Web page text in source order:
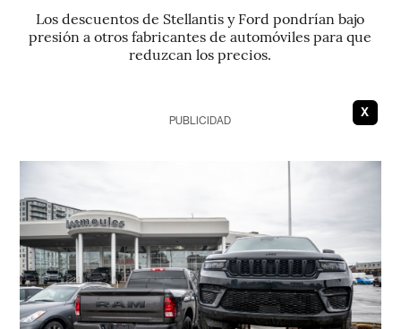
Los descuentos de Stellantis y Ford pondrían bajo
presión a otros fabricantes de automóviles para que
reduzcan los precios.
X
PUBLICIDAD